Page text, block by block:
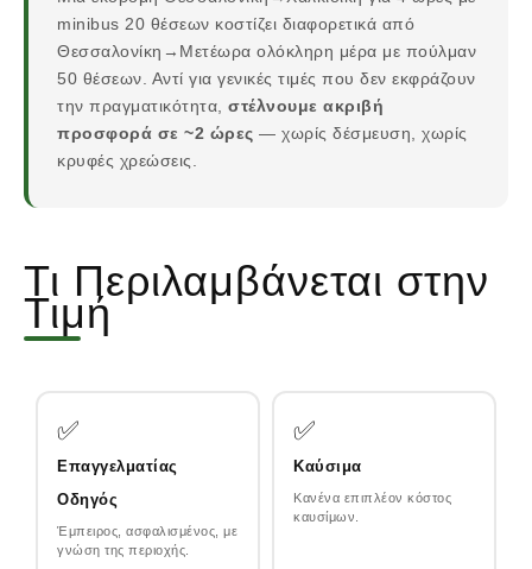
minibus 20 θέσεων κοστίζει διαφορετικά από
Θεσσαλονίκη→Μετέωρα ολόκληρη μέρα με πούλμαν
50 θέσεων. Αντί για γενικές τιμές που δεν εκφράζουν
την πραγματικότητα, στέλνουμε ακριβή
προσφορά σε ~2 ώρες — χωρίς δέσμευση, χωρίς
κρυφές χρεώσεις.
Τι Περιλαμβάνεται στην
Τιμή
✅
Επαγγελματίας
Οδηγός
Έμπειρος, ασφαλισμένος, με
γνώση της περιοχής.
✅
Καύσιμα
Κανένα επιπλέον κόστος
καυσίμων.